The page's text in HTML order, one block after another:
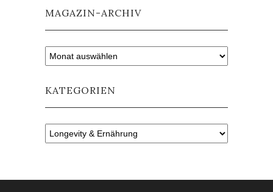
MAGAZIN-ARCHIV
KATEGORIEN